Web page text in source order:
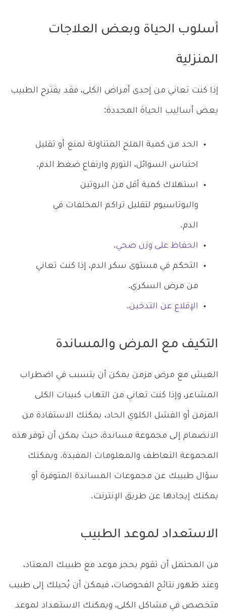
أسلوب الحياة وبعض العلاجات
المنزلية
إذا كنت تعاني من إحدى أمراض الكلى، فقد يقترح الطبيب
بعض أساليب الحياة المحددة:
الحد من كمية الملح المتناولة لمنع أو تقليل
احتباس السوائل، التورم وارتفاع ضغط الدم.
استهلاك كمية أقل من البروتين
والبوتاسيوم لتقليل تراكم المخلفات في
الدم.
الحفاظ على وزن صحي.
التحكم في مستوى سكر الدم، إذا كنت تعاني
من مرض السكري.
الإقلاع عن التدخين.
التكيف مع المرض والمساندة
العيش مع مرض مزمن يمكن أن يتسبب في اضطراب
المشاعر، وإذا كنت تعاني من التهاب كبيبات الكلى
المزمن أو الفشل الكلوي الحاد، يمكنك الاستفادة من
الانضمام إلى مجموعة مساندة، حيث يمكن أن توفر هذه
المجموعة التعاطف والمعلومات المفيدة. ويمكنك
سؤال طبيبك عن مجموعات المساندة المتوفرة أو
يمكنك إيجادها عن طريق الإنترنت.
الاستعداد لموعد الطبيب
من المحتمل أن تقوم بحجز موعد مع طبيبك المعتاد،
وعند ظهور نتائج الفحوصات، فيمكن أن يُحيلك إلى طبيب
متخصص في مشاكل الكلى، ويمكنك الاستعداد لموعد